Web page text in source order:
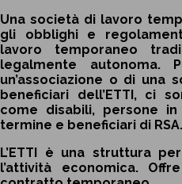
Una società di lavoro
gli obblighi e
lavoro temporaneo
legalmente
un’associazione o di una
beneficiari dell’ETTI, ci
come disabili, persone
termine e beneficiari di RSA.
L’ETTI è una struttura
l’attività economica.